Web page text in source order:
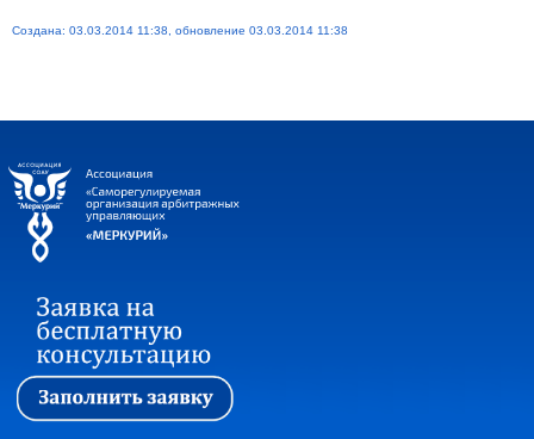
Создана: 03.03.2014 11:38, обновление 03.03.2014 11:38